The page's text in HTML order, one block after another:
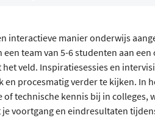
interactieve manier onderwijs
team van 5-6 studenten aan
veld. Inspiratiesessies en
procesmatig verder te kijken. In
of technische kennis bij in colleges,
voortgang en eindresultaten